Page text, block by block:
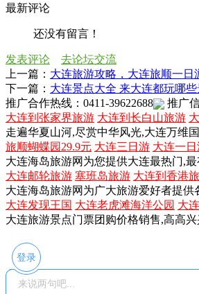
最新评论
还没有留言！
发表评论
去论坛交流
上一篇： 大连旅游攻略，大连旅顺一
下一篇： 大连景点大全 来大连都玩哪
推广合作热线：0411-39622688
推广
大连到张家界旅游 大连到长白山旅游
走遍华夏山河,尽赏中华风光,大连万维
旅顺蝴蝶园29.9元 大连三日游 大连一日
大连海岛旅游网为您提供大连最热门,
大连邮轮旅游 塞班岛旅游 大连到香港
大连海岛旅游网为广大旅游爱好者提供
大连发现王国 大连老虎滩海洋公园 大
大连旅游景点门票团购价格销售,高高
登录